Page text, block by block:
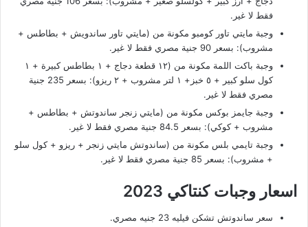
فقط لا غير.
وجبة مايتي تاور كومبو مكونة من (مايتي تاور ساندويش + بطاطس +
مشروب): بسعر 90 جنية مصري فقط لا غير.
وجبة باكت اللمة مكونة من (١٢ قطعة دجاج + ١ بطاطس كبيرة + ١
كول سلو كبير + ٥ خبز+ ١ لتر مشروب + ٢ ريزو): بسعر 235 جنية
مصري فقط لا غير.
وجبة جايمز بوكس مكونة من (مايتي زنجر ساندوتش + بطاطس +
مشروب + كوكي): بسعر 84.5 جنية مصري فقط لا غير.
وجبة تايمي بلس مكونة من (ساندوتش مايتي زنجر + ريزو + كول سلو
+ مشروب): بسعر 85 جنية مصري فقط لا غير.
اسعار وجبات كنتاكي 2023
سعر ساندوتش تشكن فيليه 23 جنيه مصري.